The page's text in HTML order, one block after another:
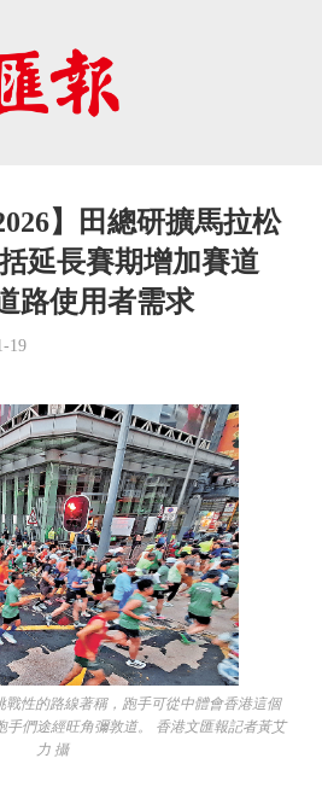
】田總研擴馬拉松
延長賽期增加賽道
路使用者需求
19
性的路線著稱，跑手可從中體會香港這個
手們途經旺角彌敦道。 香港文匯報記者黃艾
力 攝